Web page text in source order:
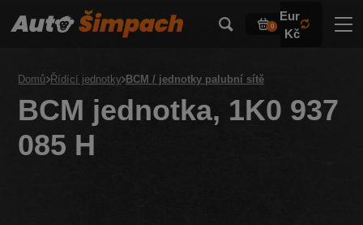
0
Eur
Kč
Domů Řídící jednotky BCM / jednotky palubní sítě
BCM jednotka, 1K0 937
085 H